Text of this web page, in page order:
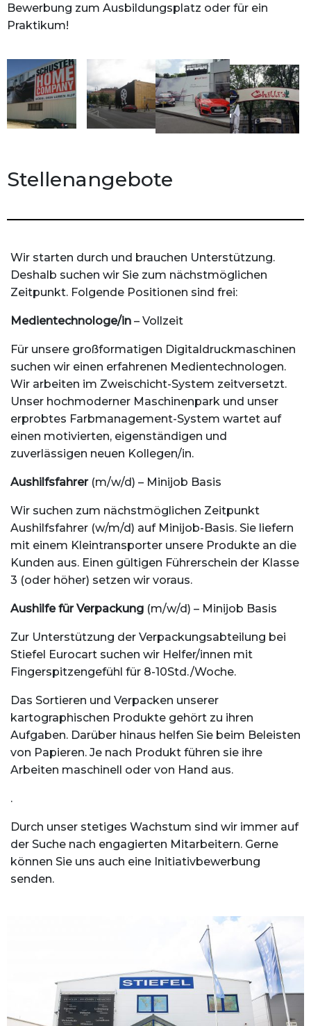
Bewerbung zum Ausbildungsplatz oder für ein
Praktikum!
Stellenangebote
Wir starten durch und brauchen Unterstützung.
Deshalb suchen wir Sie zum nächstmöglichen
Zeitpunkt. Folgende Positionen sind frei:
Medientechnologe/in – Vollzeit
Für unsere großformatigen Digitaldruckmaschinen
suchen wir einen erfahrenen Medientechnologen.
Wir arbeiten im Zweischicht-System zeitversetzt.
Unser hochmoderner Maschinenpark und unser
erprobtes Farbmanagement-System wartet auf
einen motivierten, eigenständigen und
zuverlässigen neuen Kollegen/in.
Aushilfsfahrer(m/w/d) – Minijob Basis
Wir suchen zum nächstmöglichen Zeitpunkt
Aushilfsfahrer (w/m/d) auf Minijob-Basis. Sie liefern
mit einem Kleintransporter unsere Produkte an die
Kunden aus. Einen gültigen Führerschein der Klasse
3 (oder höher) setzen wir voraus.
Aushilfe für Verpackung (m/w/d) – Minijob Basis
Zur Unterstützung der Verpackungsabteilung bei
Stiefel Eurocart suchen wir Helfer/innen mit
Fingerspitzengefühl für 8-10Std./Woche.
Das Sortieren und Verpacken unserer
kartographischen Produkte gehört zu ihren
Aufgaben. Darüber hinaus helfen Sie beim Beleisten
von Papieren. Je nach Produkt führen sie ihre
Arbeiten maschinell oder von Hand aus.
.
Durch unser stetiges Wachstum sind wir immer auf
der Suche nach engagierten Mitarbeitern. Gerne
können Sie uns auch eine Initiativbewerbung
senden.